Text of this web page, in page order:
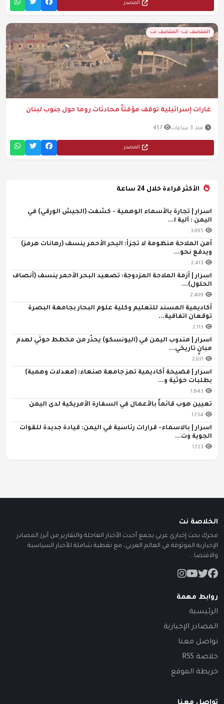
المصدر
المنتصف نت- المنتصف نت
غارات إسرائيلية توقف مؤقتاً محادثات روما حول جنوب لبنان
منذ 3 ساعات 457
المصدر
الأكثر قراءة خلال 24 ساعة
اسرار | تجارة بالأسماء الوهمية - كشفت (الجيش الورقي) في
اليمن : آلية ا...
3,095
أمن الملاحة منظومة لا تجزأ: البحر الأحمر ينسف (رهانات هرمز)
ويدفع نحو...
2,413
اسرار | أزمة الملاحة المزدوجة: تصعيد البحر الأحمر ينسف (أنصاف
الحلول)...
2,409
أكاديمية المسند للتعليم وكلية علوم البحار بجامعة البصرة
توقعان اتفاقية...
2,113
اسرار | مندوب اليمن في (اليونسكو) يحذّر من مخطط حوثي لهدم
مبانٍ تاريخي...
2,031
اسرار | فضيحة أكاديمية تهز جامعة صنعاء: (معدلات وهمية)
بطلبات حوثية و...
1,843
تعيين هوب قائماً بالأعمال في السفارة الأمريكية لدى اليمن
1,734
اسرار | بالاسماء- قرارات رئاسية في اليمن: قيادة جديدة للقوات
الجوية وت...
1,723
الخلاصة نت
محرك بحث إخباري عربي يجمع أحدث الأخبار العاجلة والتقارير من أبرز المصادر
الإخبارية الموثوقة في العالم العربي، مع تغطية شاملة للأخبار السياسية
والاقتصا...
روابط مهمة
الرئيسية
المصادر الإخبارية
تواصل معنا
خلاصة RSS
خريطة الموقع